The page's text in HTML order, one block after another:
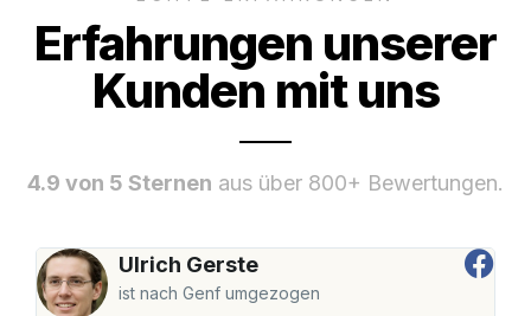
Erfahrungen unserer
Kunden mit uns
4.9 von 5 Sternen aus über 800+ Bewertungen.
Ulrich Gerste
ist nach Genf umgezogen